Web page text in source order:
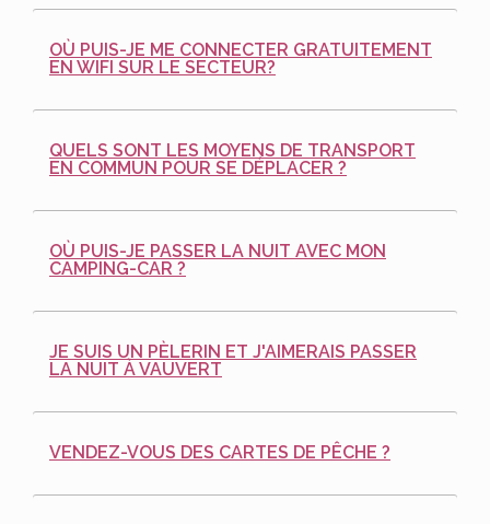
OÙ PUIS-JE ME CONNECTER GRATUITEMENT
EN WIFI SUR LE SECTEUR?
QUELS SONT LES MOYENS DE TRANSPORT
EN COMMUN POUR SE DÉPLACER ?
OÙ PUIS-JE PASSER LA NUIT AVEC MON
CAMPING-CAR ?
JE SUIS UN PÈLERIN ET J'AIMERAIS PASSER
LA NUIT À VAUVERT
VENDEZ-VOUS DES CARTES DE PÊCHE ?